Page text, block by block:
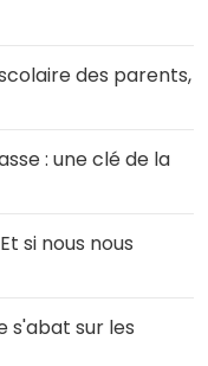
des parents,
: une clé de la
si nous nous
s'abat sur les